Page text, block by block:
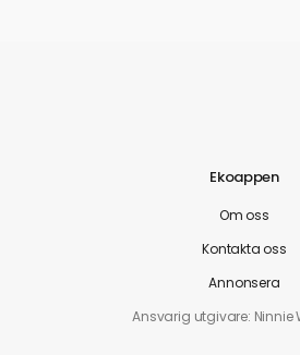
Ekoappen
Om oss
Kontakta oss
Annonsera
Ansvarig utgivare: Ninnie